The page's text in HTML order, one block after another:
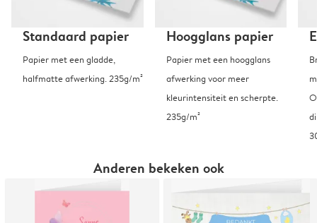
Standaard papier
Papier met een gladde,
halfmatte afwerking. 235g/m²
Hoogglans papier
Papier met een hoogglans
afwerking voor meer
kleurintensiteit en scherpte.
235g/m²
Anderen bekeken ook